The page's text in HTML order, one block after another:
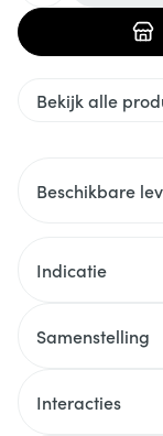
Bekijk alle
Beschikbare
Indicatie
Samenstelling
Interacties